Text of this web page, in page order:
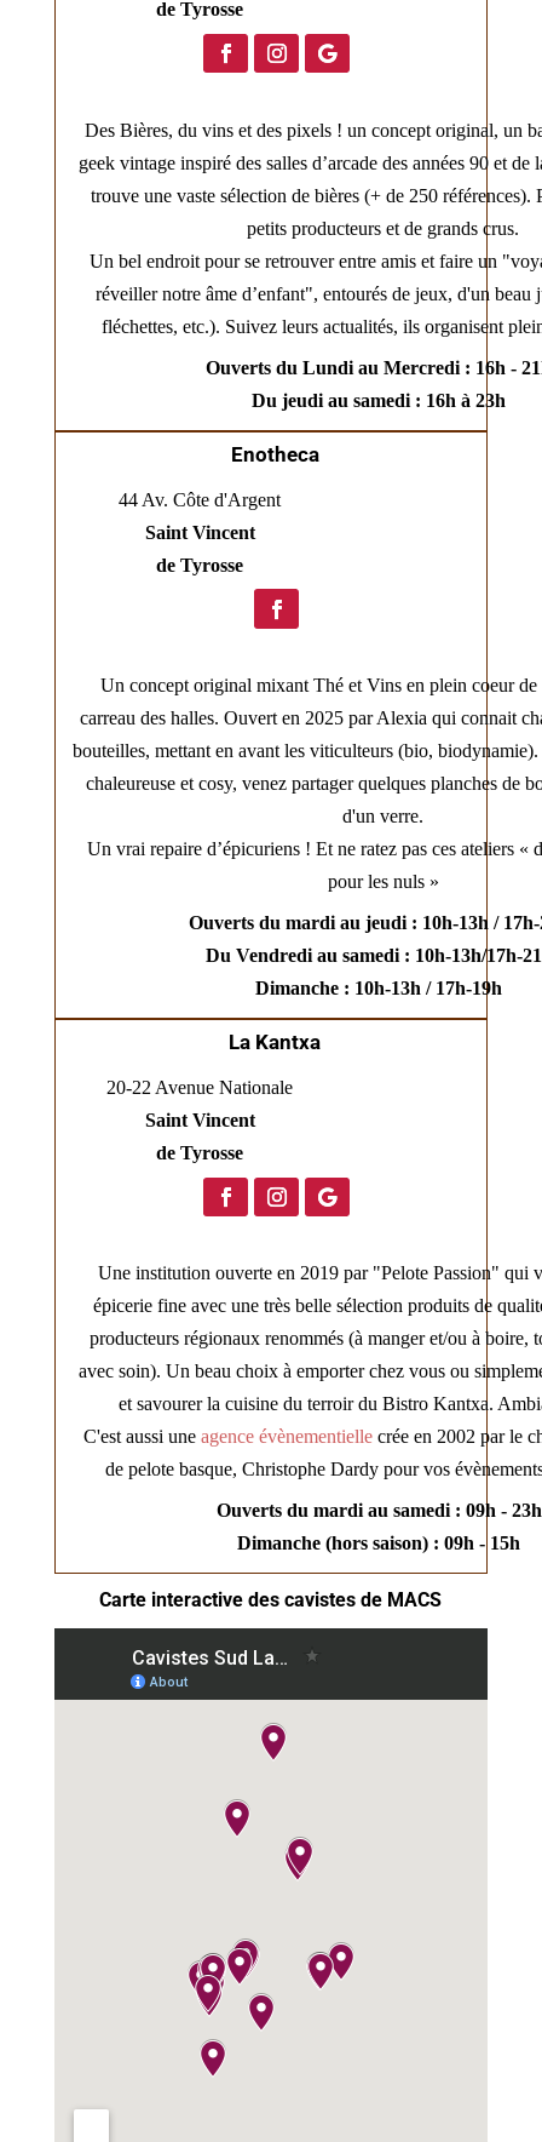
de Tyrosse
Des Bières, du vins et des pixels ! un concept original, un
geek vintage inspiré des salles d’arcade des années 90 et
trouve une vaste sélection de bières (+ de 250 références).
petits producteurs et de grands crus.
Un bel endroit pour se retrouver entre amis et faire un
réveiller notre âme d’enfant", entourés de jeux, d'un
fléchettes, etc.). Suivez leurs actualités, ils organisent
Ouverts du Lundi au Mercredi : 16h -
Du jeudi au samedi : 16h à 23h
Enotheca
44 Av. Côte d'Argent
Saint Vincent
de Tyrosse
Un concept original mixant Thé et Vins en plein coeur de
carreau des halles. Ouvert en 2025 par Alexia qui connait
bouteilles, mettant en avant les viticulteurs (bio, biodynamie)
chaleureuse et cosy, venez partager quelques planches de
d'un verre.
Un vrai repaire d’épicuriens ! Et ne ratez pas ces ateliers «
pour les nuls »
Ouverts du mardi au jeudi : 10h-13h /
Du Vendredi au samedi : 10h-13h/17h-
Dimanche : 10h-13h / 17h-19h
La Kantxa
20-22 Avenue Nationale
Saint Vincent
de Tyrosse
Une institution ouverte en 2019 par "Pelote Passion" qui
épicerie fine avec une très belle sélection produits de
producteurs régionaux renommés (à manger et/ou à boire,
avec soin). Un beau choix à emporter chez vous ou
et savourer la cuisine du terroir du Bistro Kantxa.
C'est aussi une agence évènementiellecrée en 2002 par le
de pelote basque, Christophe Dardy pour vos
Ouverts du mardi au samedi : 09h - 23h
Dimanche (hors saison) : 09h - 15h
Carte interactive des cavistes de MACS